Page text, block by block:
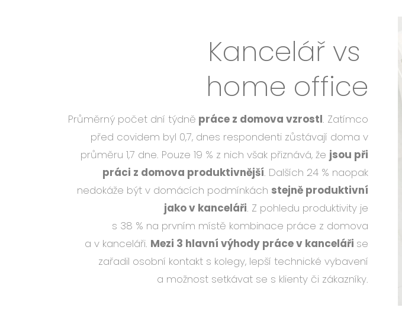
Kancelář vs
home office
Průměrný počet dní týdně práce z domova vzrostl. Zatímco
před covidem byl 0,7, dnes respondenti zůstávají doma v
průměru 1,7 dne. Pouze 19 % z nich však přiznává, že jsou při
práci z domova produktivnější. Dalších 24 % naopak
nedokáže být v domácích podmínkách stejně produktivní
jako v kanceláři. Z pohledu produktivity je
s 38 % na prvním místě kombinace práce z domova
a v kanceláři. Mezi 3 hlavní výhody práce v kanceláři se
zařadil osobní kontakt s kolegy, lepší technické vybavení
a možnost setkávat se s klienty či zákazníky.